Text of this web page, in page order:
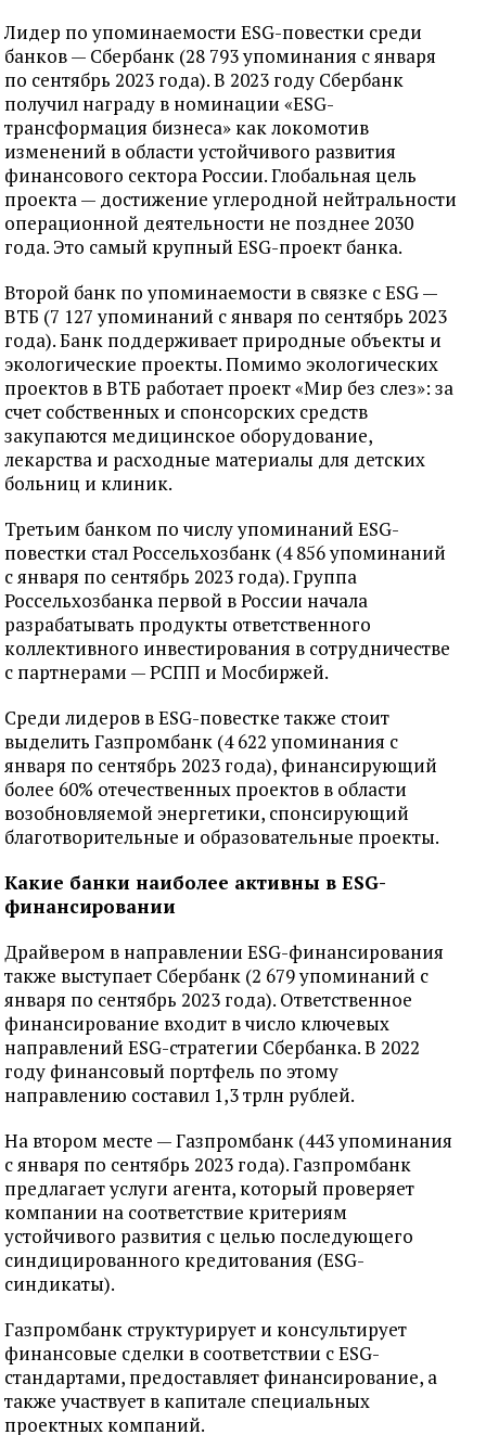
Лидер по упоминаемости ESG-повестки среди
банков — Сбербанк (28 793 упоминания с января
по сентябрь 2023 года). В 2023 году Сбербанк
получил награду в номинации «ESG-
трансформация бизнеса» как локомотив
изменений в области устойчивого развития
финансового сектора России. Глобальная цель
проекта — достижение углеродной нейтральности
операционной деятельности не позднее 2030
года. Это самый крупный ESG-проект банка.
Второй банк по упоминаемости в связке с ESG —
ВТБ (7 127 упоминаний с января по сентябрь 2023
года). Банк поддерживает природные объекты и
экологические проекты. Помимо экологических
проектов в ВТБ работает проект «Мир без слез»: за
счет собственных и спонсорских средств
закупаются медицинское оборудование,
лекарства и расходные материалы для детских
больниц и клиник.
Третьим банком по числу упоминаний ESG-
повестки стал Россельхозбанк (4 856 упоминаний
с января по сентябрь 2023 года). Группа
Россельхозбанка первой в России начала
разрабатывать продукты ответственного
коллективного инвестирования в сотрудничестве
с партнерами — РСПП и Мосбиржей.
Среди лидеров в ESG-повестке также стоит
выделить Газпромбанк (4 622 упоминания с
января по сентябрь 2023 года), финансирующий
более 60% отечественных проектов в области
возобновляемой энергетики, спонсирующий
благотворительные и образовательные проекты.
Какие банки наиболее активны в ESG-
финансировании
Драйвером в направлении ESG-финансирования
также выступает Сбербанк (2 679 упоминаний с
января по сентябрь 2023 года). Ответственное
финансирование входит в число ключевых
направлений ESG-стратегии Сбербанка. В 2022
году финансовый портфель по этому
направлению составил 1,3 трлн рублей.
На втором месте — Газпромбанк (443 упоминания
с января по сентябрь 2023 года). Газпромбанк
предлагает услуги агента, который проверяет
компании на соответствие критериям
устойчивого развития с целью последующего
синдицированного кредитования (ESG-
синдикаты).
Газпромбанк структурирует и консультирует
финансовые сделки в соответствии с ESG-
стандартами, предоставляет финансирование, а
также участвует в капитале специальных
проектных компаний.